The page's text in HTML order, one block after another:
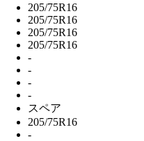
205/75R16
205/75R16
205/75R16
205/75R16
-
-
-
-
スペア
205/75R16
-